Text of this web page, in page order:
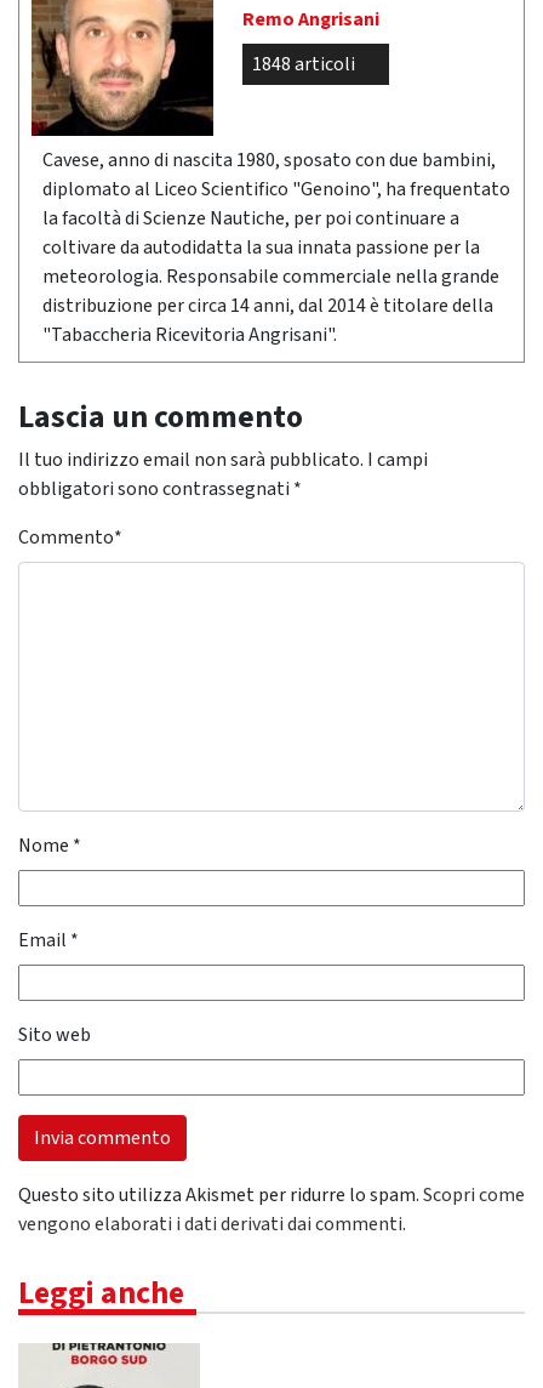
Remo Angrisani
1848 articoli
Cavese, anno di nascita 1980, sposato con due bambini,
diplomato al Liceo Scientifico "Genoino", ha frequentato
la facoltà di Scienze Nautiche, per poi continuare a
coltivare da autodidatta la sua innata passione per la
meteorologia. Responsabile commerciale nella grande
distribuzione per circa 14 anni, dal 2014 è titolare della
"Tabaccheria Ricevitoria Angrisani".
Lascia un commento
Il tuo indirizzo email non sarà pubblicato. I campi
obbligatori sono contrassegnati *
Commento*
Nome *
Email *
Sito web
Questo sito utilizza Akismet per ridurre lo spam.Scopri come
vengono elaborati i dati derivati dai commenti.
Leggi anche